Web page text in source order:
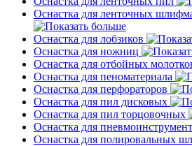
Оснастка для ленточных
Оснастка для лобзиков
Оснастка для ножниц
Оснастка для отбойных
Оснастка для пеноматериала
Оснастка для перфораторов
Оснастка для пил дисковых
Оснастка для пил торцовочных
Оснастка для
Оснастка для полировальных